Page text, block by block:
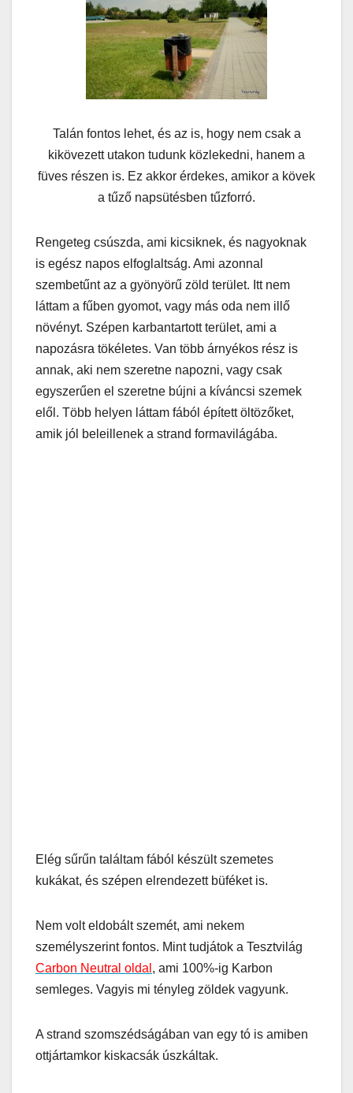
Talán fontos lehet, és az is, hogy nem csak a
kikövezett utakon tudunk közlekedni, hanem a
füves részen is. Ez akkor érdekes, amikor a kövek
a tűző napsütésben tűzforró.
Rengeteg csúszda, ami kicsiknek, és nagyoknak
is egész napos elfoglaltság. Ami azonnal
szembetűnt az a gyönyörű zöld terület. Itt nem
láttam a fűben gyomot, vagy más oda nem illő
növényt. Szépen karbantartott terület, ami a
napozásra tökéletes. Van több árnyékos rész is
annak, aki nem szeretne napozni, vagy csak
egyszerűen el szeretne bújni a kíváncsi szemek
elől. Több helyen láttam fából épített öltözőket,
amik jól beleillenek a strand formavilágába.
Elég sűrűn találtam fából készült szemetes
kukákat, és szépen elrendezett büféket is.
Nem volt eldobált szemét, ami nekem
személyszerint fontos. Mint tudjátok a Tesztvilág
Carbon Neutral oldal , ami 100%-ig Karbon
semleges. Vagyis mi tényleg zöldek vagyunk.
A strand szomszédságában van egy tó is amiben
ottjártamkor kiskacsák úszkáltak.